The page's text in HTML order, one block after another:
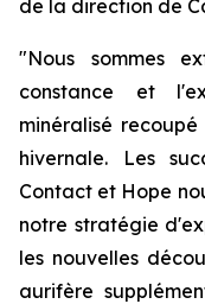
de la direction de
"Nous sommes
constance et
minéralisé
hivernale. Les
Contact et Hope
notre stratégie
les nouvelles
aurifère